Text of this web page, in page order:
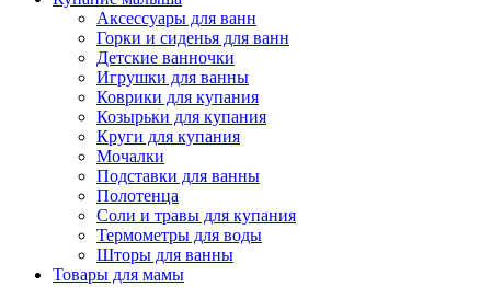
Аксессуары для ванн
Горки и сиденья для ванн
Детские ванночки
Игрушки для ванны
Коврики для купания
Козырьки для купания
Круги для купания
Мочалки
Подставки для ванны
Полотенца
Соли и травы для купания
Термометры для воды
Шторы для ванны
Товары для мамы